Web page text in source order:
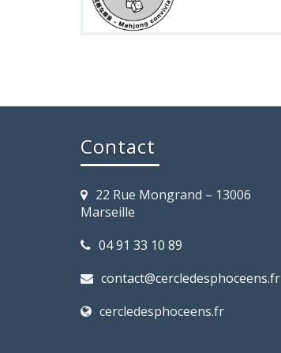
Contact
22 Rue Mongrand – 13006
Marseille
04 91 33 10 89
contact@cercledesphoceens.fr
cercledesphoceens.fr